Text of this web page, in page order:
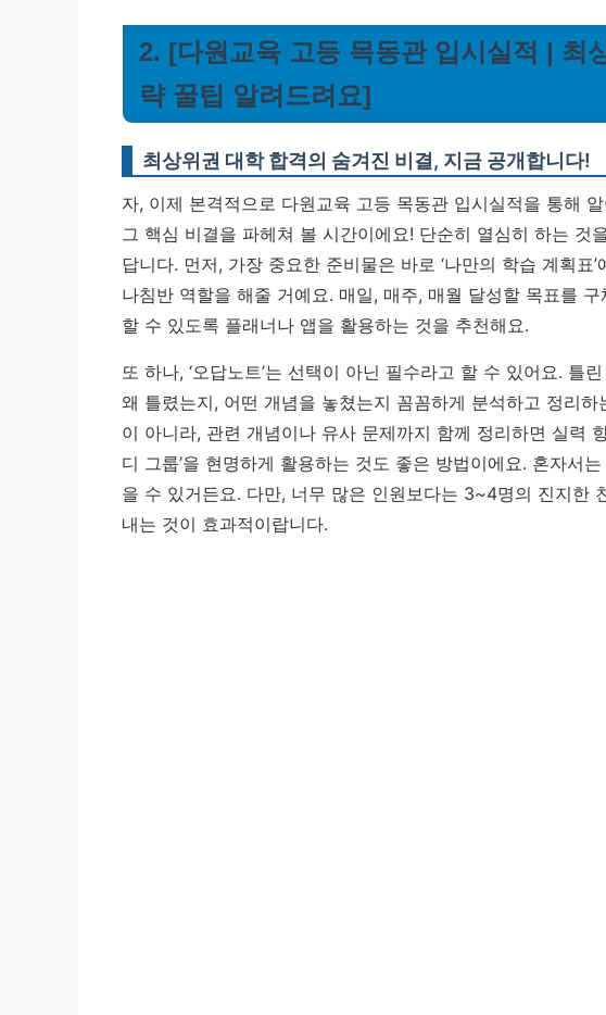
2. [다원교육 고등 목동관 입시실적 | 최
략 꿀팁 알려드려요]
최상위권 대학 합격의 숨겨진 비결, 지금 공개합니다!
자, 이제 본격적으로 다원교육 고등 목동관 입시실적을 통해
그 핵심 비결을 파헤쳐 볼 시간이에요! 단순히 열심히 하는 것
답니다. 먼저, 가장 중요한 준비물은 바로 ‘나만의 학습 계획표
나침반 역할을 해줄 거예요. 매일, 매주, 매월 달성할 목표를
할 수 있도록 플래너나 앱을 활용하는 것을 추천해요.
또 하나, ‘오답노트’는 선택이 아닌 필수라고 할 수 있어요. 틀
왜 틀렸는지, 어떤 개념을 놓쳤는지 꼼꼼하게 분석하고 정리
이 아니라, 관련 개념이나 유사 문제까지 함께 정리하면 실력
디 그룹’을 현명하게 활용하는 것도 좋은 방법이에요. 혼자서
을 수 있거든요. 다만, 너무 많은 인원보다는 3~4명의 진지한
내는 것이 효과적이랍니다.